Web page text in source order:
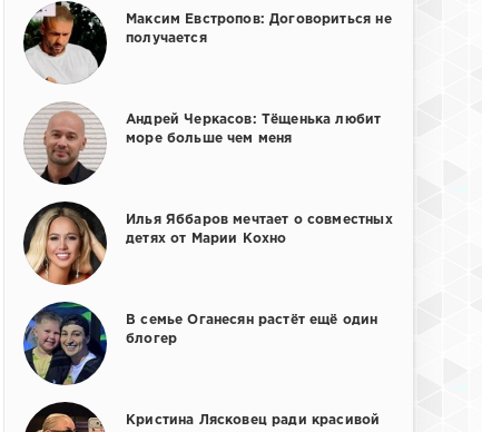
Максим Евстропов: Договориться не
получается
Андрей Черкасов: Тёщенька любит
море больше чем меня
Илья Яббаров мечтает о совместных
детях от Марии Кохно
В семье Оганесян растёт ещё один
блогер
Кристина Лясковец ради красивой